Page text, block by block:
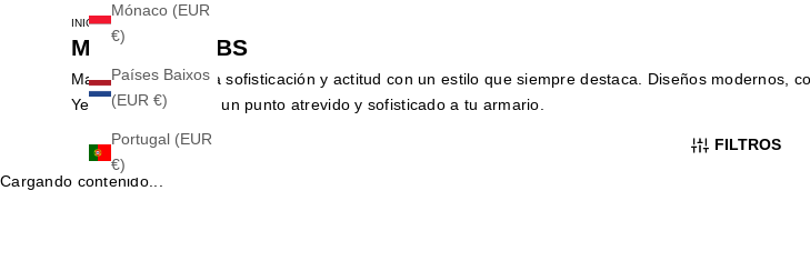
Mónaco (EUR
€)
Países Baixos
(EUR €)
Portugal (EUR
€)
INICIO
MARC JACOBS
Marc Jacobs mezcla sofisticación y actitud con un estilo que siempre destaca. Diseños modernos,
Yellowshop y añade un punto atrevido y sofisticado a tu armario.
FILTROS
Cargando contenido...